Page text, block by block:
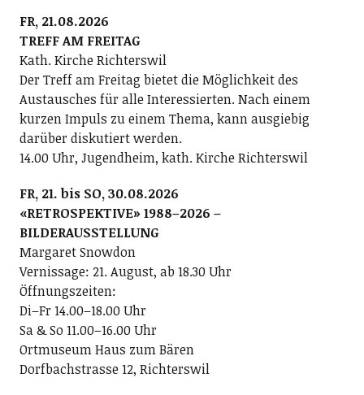
FR, 21.08.2026
TREFF AM FREITAG
Kath. Kirche Richterswil
Der Treff am Freitag bietet die Möglichkeit des
Austausches für alle Interessierten. Nach einem
kurzen Impuls zu einem Thema, kann ausgiebig
darüber diskutiert werden.
14.00 Uhr, Jugendheim, kath. Kirche Richterswil
FR, 21. bis SO, 30.08.2026
«RETROSPEKTIVE» 1988–2026 –
BILDERAUSSTELLUNG
Margaret Snowdon
Vernissage: 21. August, ab 18.30 Uhr
Öffnungszeiten:
Di–Fr 14.00–18.00 Uhr
Sa & So 11.00–16.00 Uhr
Ortmuseum Haus zum Bären
Dorfbachstrasse 12, Richterswil